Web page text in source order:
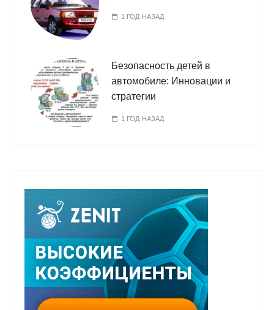
1 ГОД НАЗАД
Безопасность детей в
автомобиле: Инновации и
стратегии
1 ГОД НАЗАД